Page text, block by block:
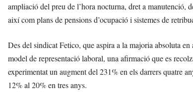
ampliació del preu de l’hora nocturna, dret a manutenció,
així com plans de pensions d’ocupació i sistemes de
Des del sindicat Fetico, que aspira a la majoria absoluta
model de representació laboral, una afirmació que es
experimentat un augment del 231% en els darrers quatre
12% al 20% en tres anys.